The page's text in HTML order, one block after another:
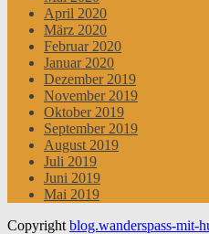
April 2020
März 2020
Februar 2020
Januar 2020
Dezember 2019
November 2019
Oktober 2019
September 2019
August 2019
Juli 2019
Juni 2019
Mai 2019
Copyright blog.wanderspass-mit-